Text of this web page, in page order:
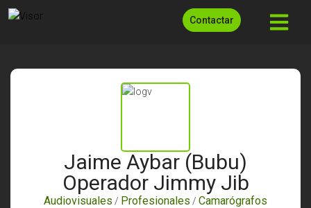
Contactar
Jaime Aybar (Bubu)
Operador Jimmy Jib
Audiovisuales / Profesionales / Camarógrafos